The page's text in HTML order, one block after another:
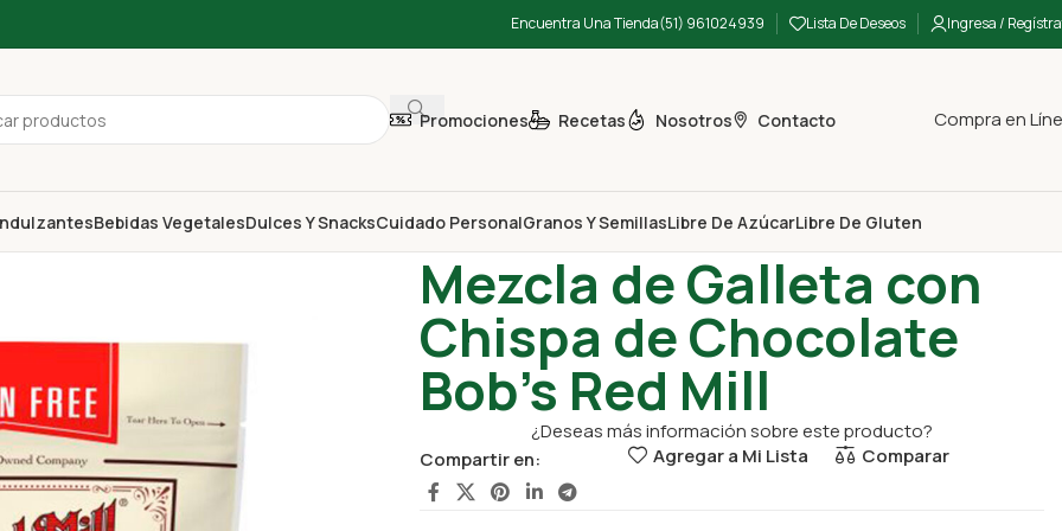
Encuentra Una Tienda(51) 961024939 Lista De Deseos Ingresa /
Promociones Recetas Nosotros Contacto Compra en
Bebidas VegetalesDulces Y SnacksCuidado PersonalGranos Y SemillasLibre De AzúcarLibre De Gluten
Mezcla de Galleta con
Chispa de Chocolate
Bob’s Red Mill
¿Deseas más información sobre este producto?
Compartir en:
Agregar a Mi Lista Comparar